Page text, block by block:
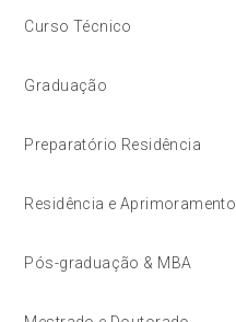
Curso Técnico
Graduação
Preparatório Residência
Residência e Aprimoramento
Pós-graduação & MBA